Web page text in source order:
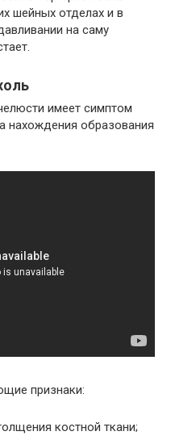
шейных отделах и в
на саму
имеет симптом
нахождения образования
признаки:
костной ткани;